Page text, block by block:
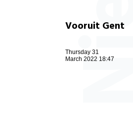
Vooruit Gent
Thursday 31
March 2022 18:47